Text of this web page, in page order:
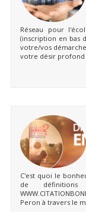
Réseau pour
(inscription en bas
votre/vos
votre désir profond
C'est quoi le
de
Peron à travers le